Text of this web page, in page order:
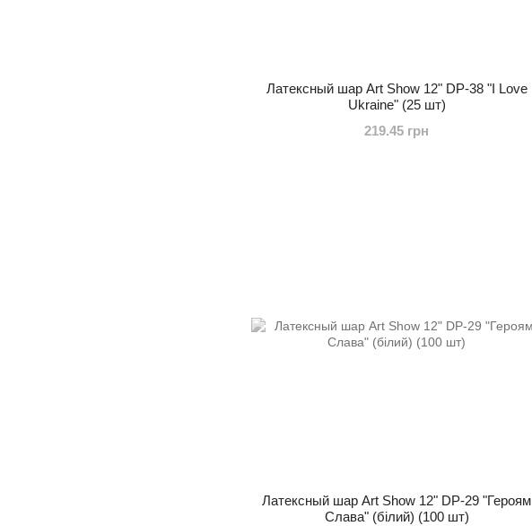
Латексный шар Art Show 12" DP-38 "I Love
Ukraine" (25 шт)
219.45 грн
Латексный шар Art Show 12" DP-29 "Героям
Слава" (білий) (100 шт)